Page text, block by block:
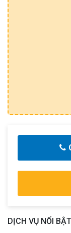
DỊCH VỤ NỔI BẬT